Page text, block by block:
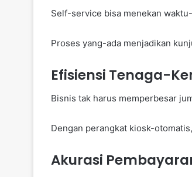
Self-service bisa menekan
Proses yang-ada menjadikan
Efisiensi Tenaga-
Bisnis tak harus memperbesar
Dengan perangkat kiosk-
Akurasi